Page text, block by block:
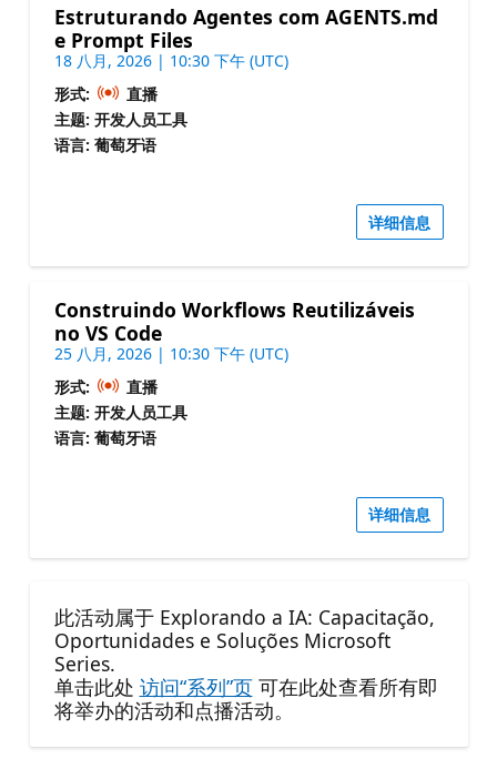
Estruturando Agentes com AGENTS.md
e Prompt Files
18 八月, 2026 | 10:30 下午 (UTC)
形式:
直播
主题: 开发人员工具
语言: 葡萄牙语
详细信息
Construindo Workflows Reutilizáveis
no VS Code
25 八月, 2026 | 10:30 下午 (UTC)
形式:
直播
主题: 开发人员工具
语言: 葡萄牙语
详细信息
此活动属于 Explorando a IA: Capacitação,
Oportunidades e Soluções Microsoft
Series.
单击此处 访问“系列”页可在此处查看所有即
将举办的活动和点播活动。